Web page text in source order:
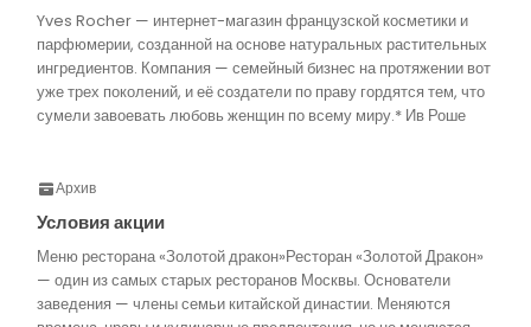
Yves Rocher — интернет-магазин французской косметики и
парфюмерии, созданной на основе натуральных растительных
ингредиентов. Компания — семейный бизнес на протяжении вот
уже трех поколений, и её создатели по праву гордятся тем, что
сумели завоевать любовь женщин по всему миру.* Ив Роше
Архив
Условия акции
Меню ресторана «Золотой дракон»Ресторан «Золотой Дракон»
— один из самых старых ресторанов Москвы. Основатели
заведения — члены семьи китайской династии. Меняются